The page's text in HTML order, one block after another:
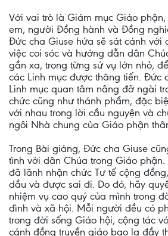
Với vai trò là Giám mục Giáo
em, người Đồng hành và Đồng
Đức cha Giuse hứa sẽ sát cánh với
việc coi sóc và hướng dẫn dân
gần xa, trong từng sứ vụ lớn nhỏ,
các Linh mục được thăng tiến. Đức
Linh mục quan tâm nâng đỡ ngài
chức cũng như thánh phẩm, đặc
với nhau trong lời cầu nguyện và
ngôi Nhà chung của Giáo phận
Trong Bài giảng, Đức cha Giuse
tình với dân Chúa trong Giáo
đã lãnh nhận chức Tư tế cộng
dầu và được sai đi. Do đó, hãy
nhiệm vụ cao quý của mình trong
đình và xã hội. Mỗi người đều có
trong đời sống Giáo hội, cộng tác
cánh đồng truyền giáo bao la đầy